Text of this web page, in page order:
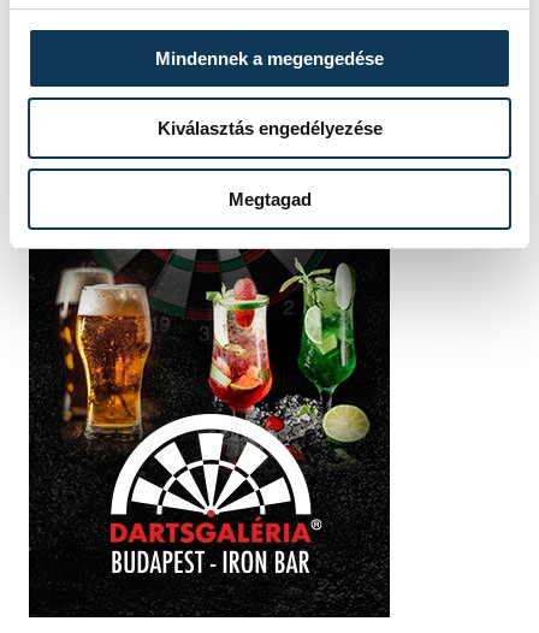
Mindennek a megengedése
Kiválasztás engedélyezése
Megtagad